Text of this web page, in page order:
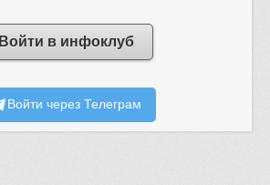
Войти в инфоклуб
Войти через Телеграм